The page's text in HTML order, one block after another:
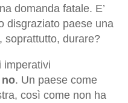
domanda fatale. E’
disgraziato paese una
soprattutto, durare?
imperativi
. Un paese come
così come non ha